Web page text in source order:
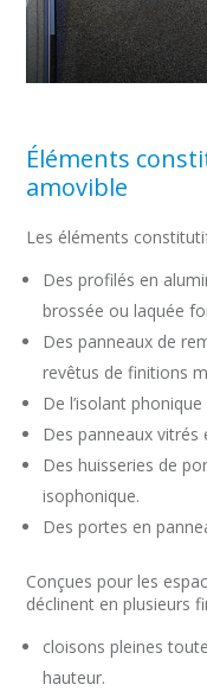
Éléments
amovible
Les éléments
Des profilés en
brossée ou laquée
Des panneaux de
revêtus de finitions
De l’isolant
Des panneaux vitrés
Des huisseries de
isophonique.
Des portes en
Conçues pour les
déclinent en plusieurs
cloisons pleines
hauteur.